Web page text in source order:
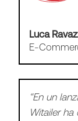
Luca
E-
“En un
Witailer